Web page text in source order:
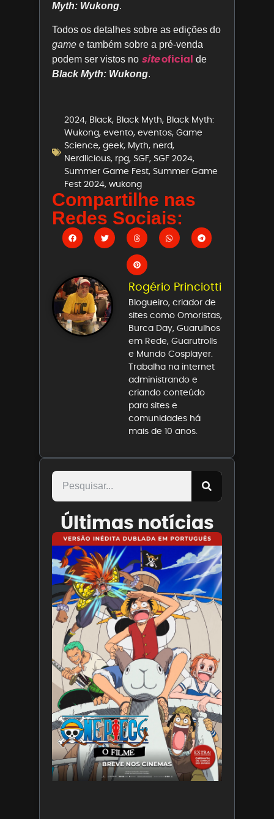
Myth: Wukong.
Todos os detalhes sobre as edições do
game e também sobre a pré-venda
podem ser vistos no siteoficial de
Black Myth: Wukong.
2024, Black, Black Myth, Black Myth:
Wukong, evento, eventos, Game
Science, geek, Myth, nerd,
Nerdlicious, rpg, SGF, SGF 2024,
Summer Game Fest, Summer Game
Fest 2024, wukong
Compartilhe nas
Redes Sociais:
Rogério Princiotti
Blogueiro, criador de
sites como Omoristas,
Burca Day, Guarulhos
em Rede, Guarutrolls
e Mundo Cosplayer.
Trabalha na internet
administrando e
criando conteúdo
para sites e
comunidades há
mais de 10 anos.
Últimas notícias